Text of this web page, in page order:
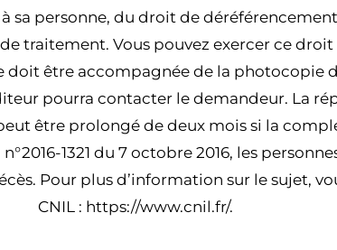
personne, du droit de
traitement. Vous pouvez exercer ce
être accompagnée de la photocopie
pourra contacter le demandeur. La
être prolongé de deux mois si la
1321 du 7 octobre 2016, les
Pour plus d’information sur le sujet,
CNIL : https://www.cnil.fr/.